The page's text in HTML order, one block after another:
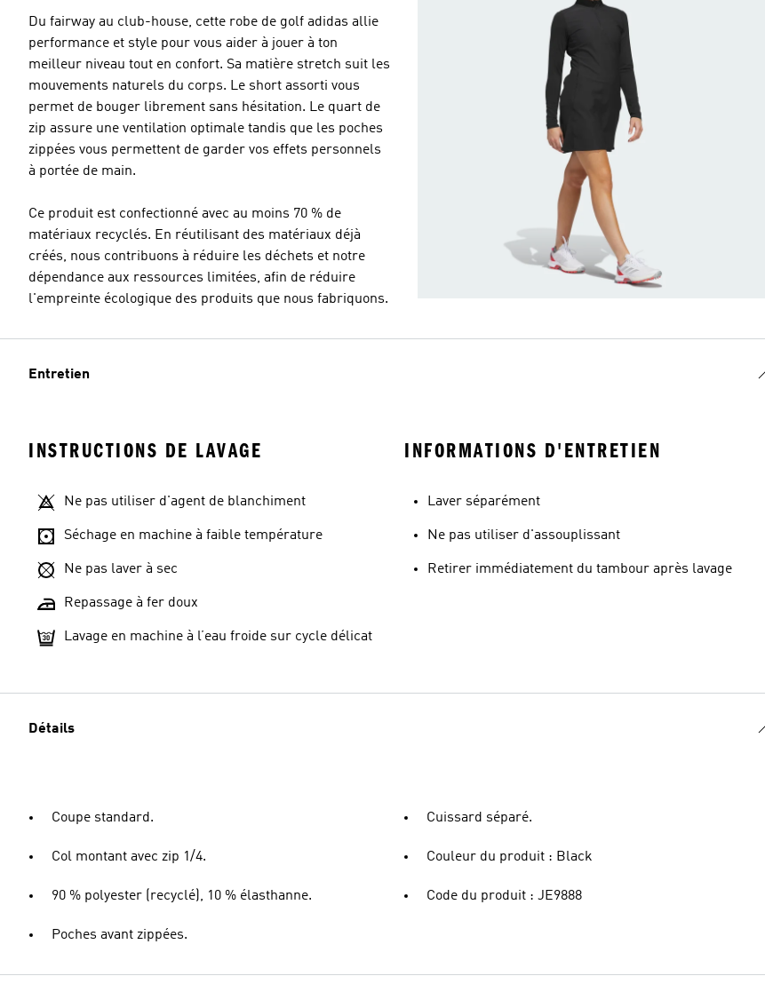
Taille du modèle
Du fairway au club-house, cette robe de golf adidas allie
performance et style pour vous aider à jouer à ton
meilleur niveau tout en confort. Sa matière stretch suit les
mouvements naturels du corps. Le short assorti vous
permet de bouger librement sans hésitation. Le quart de
zip assure une ventilation optimale tandis que les poches
zippées vous permettent de garder vos effets personnels
à portée de main.
Ce produit est confectionné avec au moins 70 % de
matériaux recyclés. En réutilisant des matériaux déjà
créés, nous contribuons à réduire les déchets et notre
dépendance aux ressources limitées, afin de réduire
l'empreinte écologique des produits que nous fabriquons.
Entretien
INSTRUCTIONS DE LAVAGE
Ne pas utiliser d'agent de blanchiment
Séchage en machine à faible température
Ne pas laver à sec
Repassage à fer doux
Lavage en machine à l’eau froide sur cycle délicat
INFORMATIONS D'ENTRETIEN
Laver séparément
Ne pas utiliser d'assouplissant
Retirer immédiatement du tambour après lavage
Détails
Coupe standard.
Col montant avec zip 1/4.
90 % polyester (recyclé), 10 % élasthanne.
Poches avant zippées.
Cuissard séparé.
Couleur du produit : Black
Code du produit : JE9888